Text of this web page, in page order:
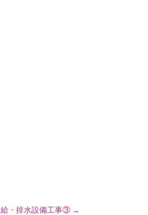
給・排水設備工事③ →